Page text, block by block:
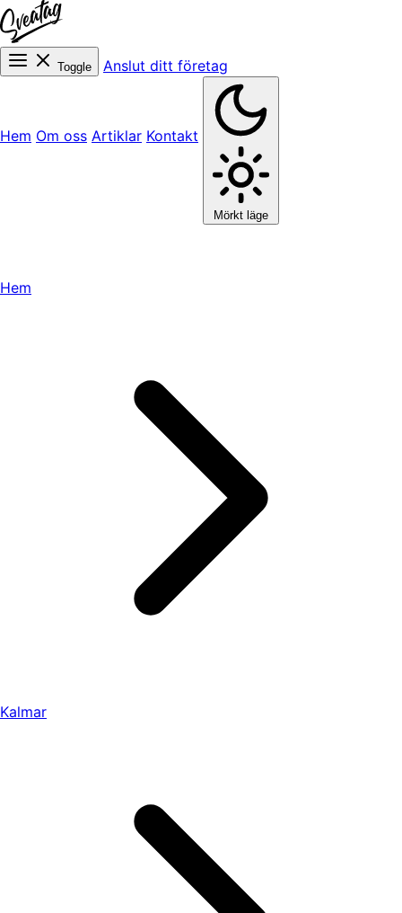
Toggle Anslut ditt företag
Hem Om oss Artiklar Kontakt
Mörkt läge
Hem
Kalmar